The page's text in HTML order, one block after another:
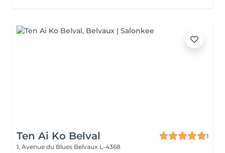
Ten Ai Ko Belval
1
1, Avenue du Blues Belvaux L-4368